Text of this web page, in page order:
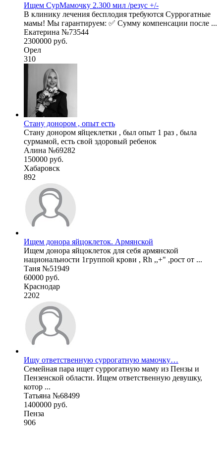
Ищем СурМамочку 2.300 мил /резус +/-
В клинику лечения бесплодия требуются Суррогатные
мамы! Мы гарантируем: ✅ Сумму компенсации после ...
Екатерина №73544
2300000 руб.
Орел
310
Стану донором , опыт есть
Стану донором яйцеклетки , был опыт 1 раз , была
сурмамой, есть свой здоровый ребенок
Алина №69282
150000 руб.
Хабаровск
892
Ищем донора яйцоклеток. Армянской
Ищем донора яйцоклеток для себя армянской
национальности 1группой крови , Rh ,,+" ,рост от ...
Таня №51949
60000 руб.
Краснодар
2202
Ищу ответственную суррогатную мамочку…
Семейная пара ищет суррогатную маму из Пензы и
Пензенской области. Ищем ответственную девушку,
котор ...
Татьяна №68499
1400000 руб.
Пенза
906